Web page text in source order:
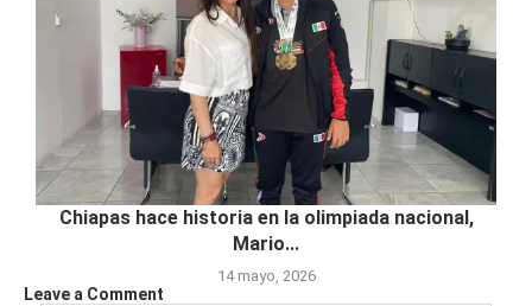
Chiapas hace historia en la olimpiada nacional,
Mario...
14 mayo, 2026
Leave a Comment